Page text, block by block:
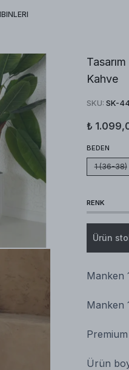
Kahve
SKU: SK-
₺
BEDEN
1 (36-38)
RENK
Ürün
Manken
Manken
Ürün